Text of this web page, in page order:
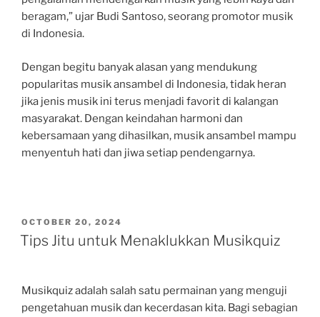
beragam,” ujar Budi Santoso, seorang promotor musik
di Indonesia.
Dengan begitu banyak alasan yang mendukung
popularitas musik ansambel di Indonesia, tidak heran
jika jenis musik ini terus menjadi favorit di kalangan
masyarakat. Dengan keindahan harmoni dan
kebersamaan yang dihasilkan, musik ansambel mampu
menyentuh hati dan jiwa setiap pendengarnya.
POSTED
ON
OCTOBER 20, 2024
Tips Jitu untuk Menaklukkan Musikquiz
Musikquiz adalah salah satu permainan yang menguji
pengetahuan musik dan kecerdasan kita. Bagi sebagian